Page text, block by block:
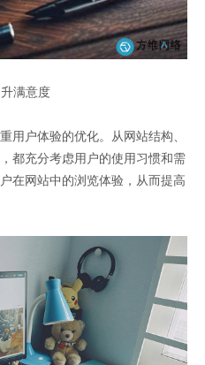
满意度
用户体验的优化。从网站结构、
都充分考虑用户的使用习惯和需
在网站中的浏览体验，从而提高